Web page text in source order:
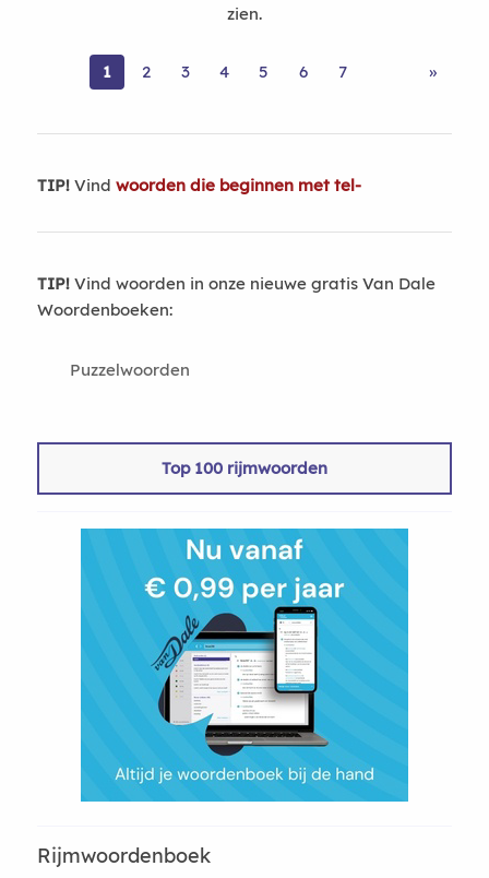
zien.
1 2 3 4 5 6 7 »
TIP!Vind woorden die beginnen met tel-
TIP!Vind woorden in onze nieuwe gratis Van Dale
Woordenboeken:
Puzzelwoorden
Top 100 rijmwoorden
Rijmwoordenboek